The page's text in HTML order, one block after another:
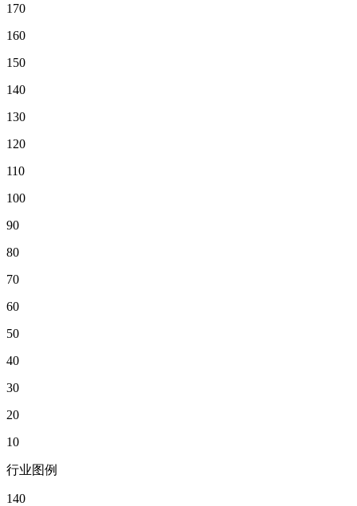
170
160
150
140
130
120
110
100
90
80
70
60
50
40
30
20
10
行业图例
140